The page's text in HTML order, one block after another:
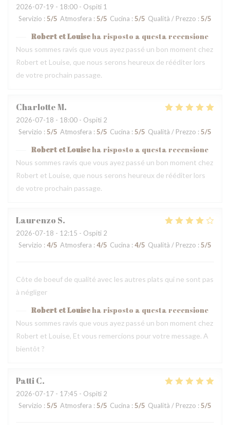
2026-07-19 - 18:00 - Ospiti 1
Servizio : 5/5 Atmosfera : 5/5 Cucina : 5/5 Qualità / Prezzo : 5/5
Robert et Louiseha risposto a questa recensione
Nous sommes ravis que vous ayez passé un bon moment chez
Robert et Louise, que nous serons heureux de rééditer lors
de votre prochain passage.
CharlotteM
2026-07-18 - 18:00 - Ospiti 2
Servizio : 5/5 Atmosfera : 5/5 Cucina : 5/5 Qualità / Prezzo : 5/5
Robert et Louiseha risposto a questa recensione
Nous sommes ravis que vous ayez passé un bon moment chez
Robert et Louise, que nous serons heureux de rééditer lors
de votre prochain passage.
Laurenzo S
2026-07-18 - 12:15 - Ospiti 2
Servizio : 4/5 Atmosfera : 4/5 Cucina : 4/5 Qualità / Prezzo : 5/5
Côte de boeuf de qualité avec les autres plats qui ne sont pas
à négliger
Robert et Louiseha risposto a questa recensione
Nous sommes ravis que vous ayez passé un bon moment chez
Robert et Louise, Et vous remercions pour votre message. A
bientôt ?
PattiC
2026-07-17 - 17:45 - Ospiti 2
Servizio : 5/5 Atmosfera : 5/5 Cucina : 5/5 Qualità / Prezzo : 5/5